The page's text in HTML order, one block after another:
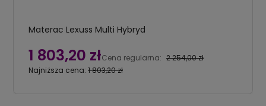
Materac Lexuss Multi Hybryd
1 803,20 złCena regularna: 2 254,00 zł
Najniższa cena: 1 803,20 zł